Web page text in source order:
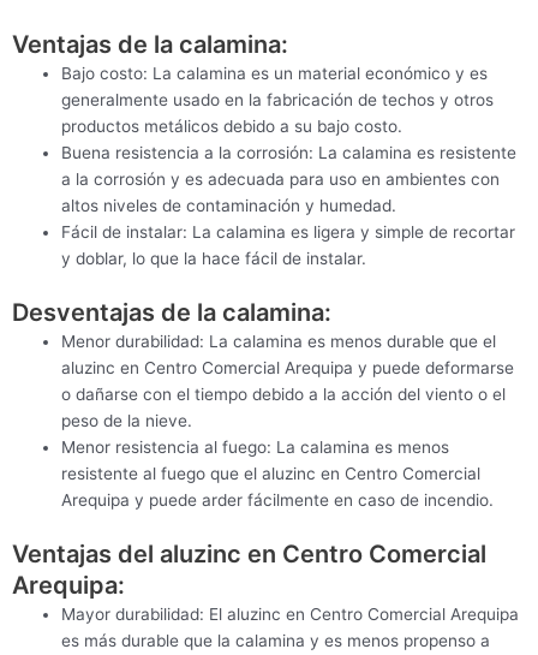
Ventajas de la calamina:
Bajo costo: La calamina es un material económico y es
generalmente usado en la fabricación de techos y otros
productos metálicos debido a su bajo costo.
Buena resistencia a la corrosión: La calamina es resistente
a la corrosión y es adecuada para uso en ambientes con
altos niveles de contaminación y humedad.
Fácil de instalar: La calamina es ligera y simple de recortar
y doblar, lo que la hace fácil de instalar.
Desventajas de la calamina:
Menor durabilidad: La calamina es menos durable que el
aluzinc en Centro Comercial Arequipa y puede deformarse
o dañarse con el tiempo debido a la acción del viento o el
peso de la nieve.
Menor resistencia al fuego: La calamina es menos
resistente al fuego que el aluzinc en Centro Comercial
Arequipa y puede arder fácilmente en caso de incendio.
Ventajas del aluzinc en Centro Comercial
Arequipa:
Mayor durabilidad: El aluzinc en Centro Comercial Arequipa
es más durable que la calamina y es menos propenso a